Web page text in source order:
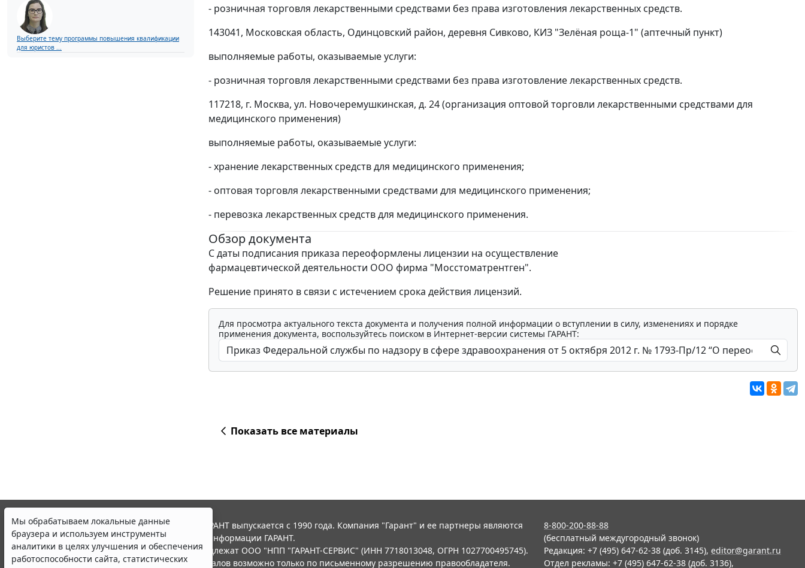
Выберите тему программы повышения квалификации
для юристов ...
- розничная торговля лекарственными средствами без права изготовления лекарственных средств.
143041, Московская область, Одинцовский район, деревня Сивково, КИЗ "Зелёная роща-1" (аптечный пункт)
выполняемые работы, оказываемые услуги:
- розничная торговля лекарственными средствами без права изготовление лекарственных средств.
117218, г. Москва, ул. Новочеремушкинская, д. 24 (организация оптовой торговли лекарственными средствами для
медицинского применения)
выполняемые работы, оказываемые услуги:
- хранение лекарственных средств для медицинского применения;
- оптовая торговля лекарственными средствами для медицинского применения;
- перевозка лекарственных средств для медицинского применения.
Обзор документа
C даты подписания приказа переоформлены лицензии на осуществление
фармацевтической деятельности ООО фирма "Мосстоматрентген".
Решение принято в связи с истечением срока действия лицензий.
Для просмотра актуального текста документа и получения полной информации о вступлении в силу, изменениях и порядке
применения документа, воспользуйтесь поиском в Интернет-версии системы ГАРАНТ:
Показать все материалы
Мы обрабатываем локальные данные
браузера и используем инструменты
аналитики в целях улучшения и обеспечения
работоспособности сайта, статистических
© ООО "НПП "ГАРАНТ-СЕРВИС", 2026. Система ГАРАНТ выпускается с 1990 года. Компания "Гарант" и ее партнеры являются
участниками Российской ассоциации правовой информации ГАРАНТ.
Все права на материалы сайта ГАРАНТ.РУ принадлежат ООО "НПП "ГАРАНТ-СЕРВИС" (ИНН 7718013048, ОГРН 1027700495745).
Полное или частичное воспроизведение материалов возможно только по письменному разрешению правообладателя.
8-800-200-88-88
(бесплатный междугородный звонок)
Редакция: +7 (495) 647-62-38 (доб. 3145), editor@garant.ru
Отдел рекламы: +7 (495) 647-62-38 (доб. 3136),